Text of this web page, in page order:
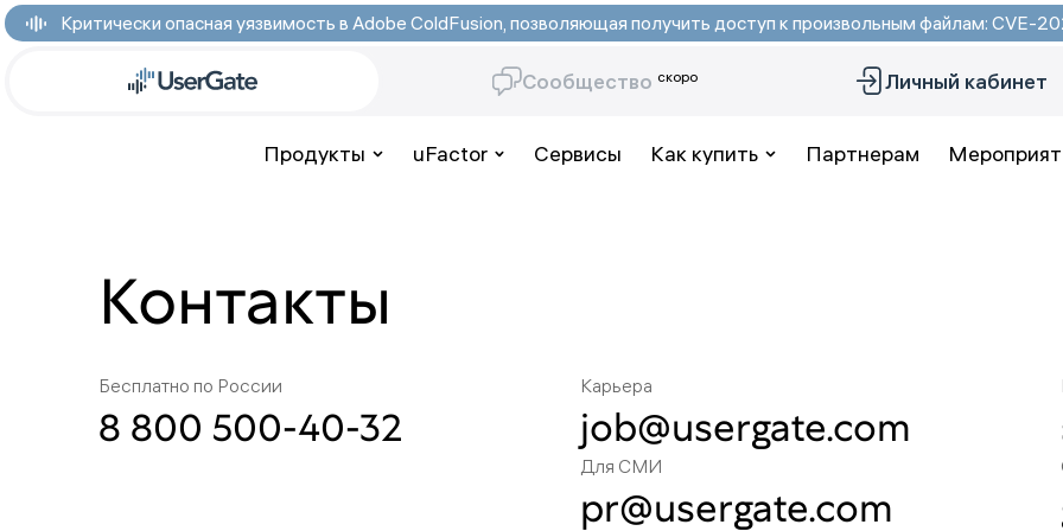
Критически опасная уязвимость в Adobe ColdFusion, позволяющая получить доступ к произвольным файлам: CVE-
Сообщество скоро Личный кабинет
Продукты uFactor Сервисы Как купить Партнерам
Контакты
Бесплатно по России
8 800 500-40-32
Карьера
job@usergate.com
Для СМИ
pr@usergate.com